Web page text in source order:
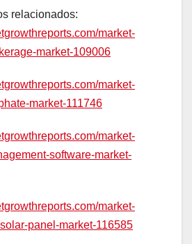
relacionados:
market-
market-109006
market-
market-111746
market-
software-market-
market-
panel-market-116585